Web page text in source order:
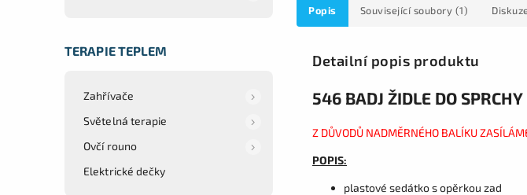
TERAPIE TEPLEM
Zahřívače
Světelná terapie
Ovčí rouno
Elektrické dečky
Popis Související soubory (1)
Detailní popis produktu
546 BADJ ŽIDLE DO
Z DŮVODŮ NADMĚRNÉHO BALÍKU
POPIS:
plastové sedátko s opěrkou zad